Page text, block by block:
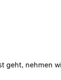
geht,